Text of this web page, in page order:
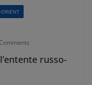
ORIENT
russo-